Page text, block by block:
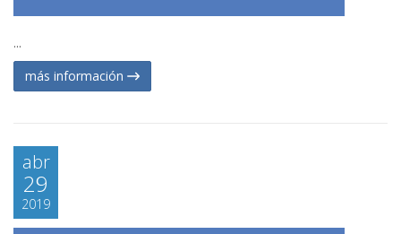
...
más información
abr
29
2019